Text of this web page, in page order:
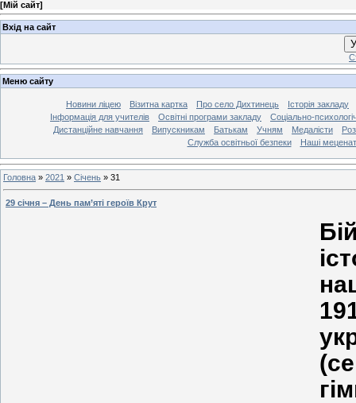
[Мій сайт]
Вхід на сайт
Меню сайту
Новини ліцею Візитна картка Про село Дихтинець
Історія закладу
Інформація для учителів
Освітні програми закладу
Соціально-
Дистанційне навчання
Випускникам Батькам Учням Медалісти
Служба освітньої безпеки
Наші
Головна » 2021 » Січень » 31
29 січня – День пам’яті героїв Крут